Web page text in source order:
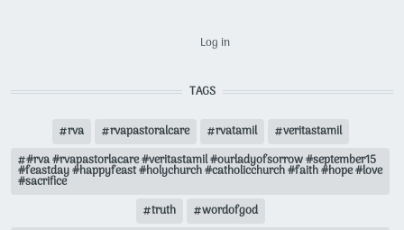
Log in
TAGS
rva rvapastoralcare rvatamil
veritastamil
#rva #rvapastorlacare #veritastamil #ourladyofsorrow #september15
#feastday #happyfeast #holychurch #catholicchurch #faith #hope #love
#sacrifice
truth
wordofgod